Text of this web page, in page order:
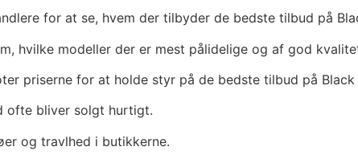
for at se, hvem der tilbyder de bedste tilbud på
hvilke modeller der er mest pålidelige og af god
priserne for at holde styr på de bedste tilbud på Black
ofte bliver solgt hurtigt.
og travlhed i butikkerne.